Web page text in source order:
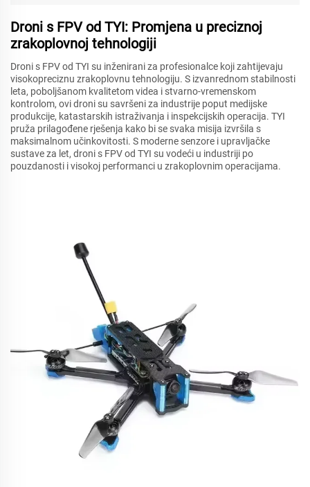
Droni s FPV od TYI: Promjena u preciznoj
zrakoplovnoj tehnologiji
Droni s FPV od TYI su inženirani za profesionalce koji zahtijevaju
visokopreciznu zrakoplovnu tehnologiju. S izvanrednom stabilnosti
leta, poboljšanom kvalitetom videa i stvarno-vremenskom
kontrolom, ovi droni su savršeni za industrije poput medijske
produkcije, katastarskih istraživanja i inspekcijskih operacija. TYI
pruža prilagođene rješenja kako bi se svaka misija izvršila s
maksimalnom učinkovitosti. S moderne senzore i upravljačke
sustave za let, droni s FPV od TYI su vodeći u industriji po
pouzdanosti i visokoj performanci u zrakoplovnim operacijama.